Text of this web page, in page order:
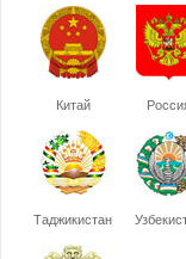
Китай
Таджикистан